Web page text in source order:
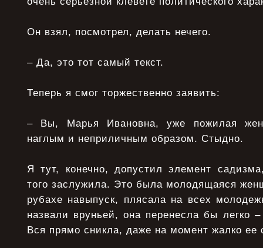
Он взял, посмотрел, делать нечего.
– Да, это тот самый текст.
Теперь я смог торжественно заявить:
– Вы, Марья Ивановна, уже пожилая
наглым и неприличным образом. Стыдно.
Я тут, конечно, допустил элемент
того заслужила. Это была молодящаяся
рубахе навыпуск, плясала на всех
назвали вруньей, она перенесла бы легко
Вся прямо сникла, даже на момент жалко ее